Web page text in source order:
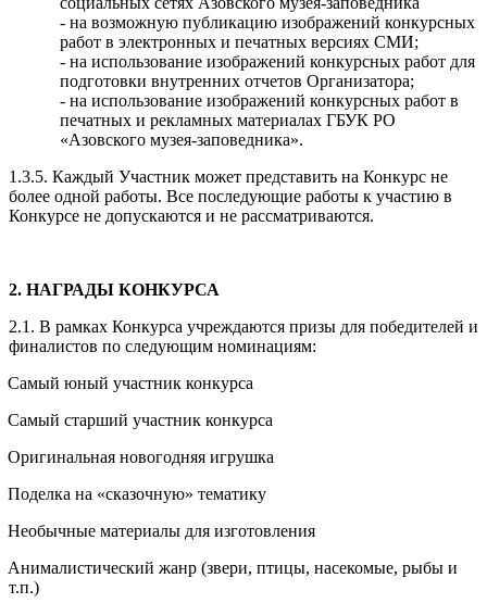
- на возможную публикацию изображений конкурсных
работ в электронных и печатных версиях СМИ;
- на использование изображений конкурсных работ для
подготовки внутренних отчетов Организатора;
- на использование изображений конкурсных работ в
печатных и рекламных материалах ГБУК РО
«Азовского музея-заповедника».
1.3.5. Каждый Участник может представить на Конкурс не
более одной работы. Все последующие работы к участию в
Конкурсе не допускаются и не рассматриваются.
2. НАГРАДЫ КОНКУРСА
2.1. В рамках Конкурса учреждаются призы для победителей и
финалистов по следующим номинациям:
Самый юный участник конкурса
Самый старший участник конкурса
Оригинальная новогодняя игрушка
Поделка на «сказочную» тематику
Необычные материалы для изготовления
Анималистический жанр (звери, птицы, насекомые, рыбы и
т.п.)